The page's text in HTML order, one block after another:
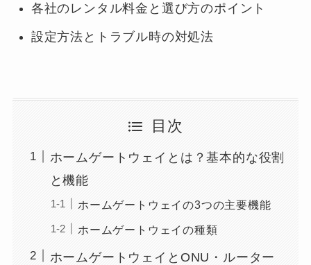
各社のレンタル料金と選び方のポイント
設定方法とトラブル時の対処法
目次
ホームゲートウェイとは？基本的な役割
と機能
ホームゲートウェイの3つの主要機能
ホームゲートウェイの種類
ホームゲートウェイとONU・ルーター